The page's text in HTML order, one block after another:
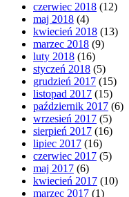
czerwiec 2018 (12)
maj 2018 (4)
kwiecień 2018 (13)
marzec 2018 (9)
luty 2018 (16)
styczeń 2018 (5)
grudzień 2017 (15)
listopad 2017 (15)
październik 2017 (6)
wrzesień 2017 (5)
sierpień 2017 (16)
lipiec 2017 (16)
czerwiec 2017 (5)
maj 2017 (6)
kwiecień 2017 (10)
marzec 2017 (1)